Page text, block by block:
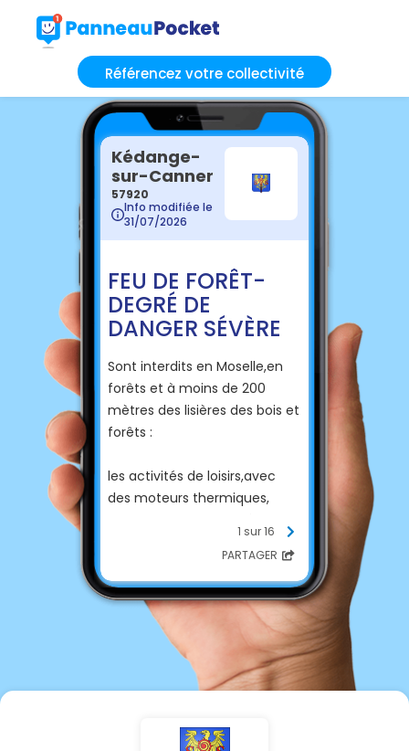
Référencez votre collectivité
Kédange-
sur-Canner
57920
Info modifiée le
31/07/2026
FEU DE FORÊT-
DEGRÉ DE
DANGER SÉVÈRE
Sont interdits en Moselle,en
forêts et à moins de 200
mètres des lisières des bois et
forêts :
les activités de loisirs,avec
des moteurs thermiques,
l’utilisation d’outils
générateurs d’étincelles
(engins thermiques,
débroussailleuses…), chaque
jour de 13h00 à 22h00.
1 sur 16
PARTAGER